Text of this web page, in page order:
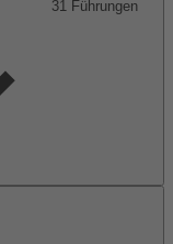
31 Führungen